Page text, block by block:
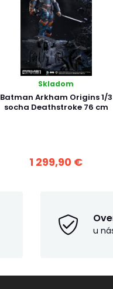
Skladom
Batman Arkham Origins 1/3
socha Deathstroke 76 cm
1 299,90 €
u